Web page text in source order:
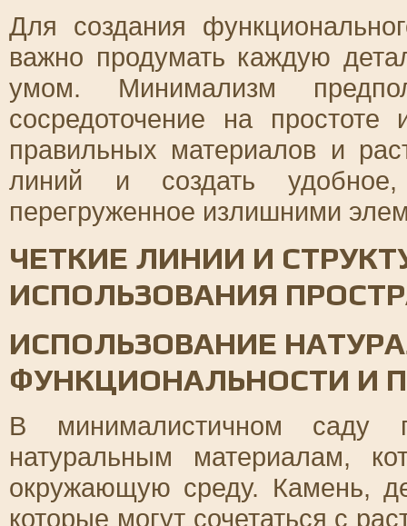
Для создания
важно продумать каждую
умом. Минимализм
сосредоточение на простоте
правильных материалов и
линий и создать удобное,
перегруженное излишними
ЧЕТКИЕ ЛИНИИ И
ИСПОЛЬЗОВАНИЯ
ИСПОЛЬЗОВАНИЕ
ФУНКЦИОНАЛЬНОСТИ И
В минималистичном саду
натуральным материалам,
окружающую среду. Камень,
которые могут сочетаться с